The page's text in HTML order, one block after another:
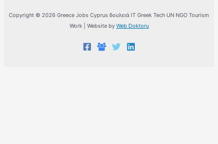
Copyright © 2026 Greece Jobs Cyprus δουλειά IT Greek Tech UN NGO Tourism
Work | Website by Web Doktoru